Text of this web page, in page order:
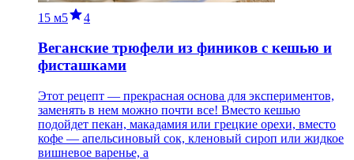
15 м5 4
Веганские трюфели из фиников с кешью и
фисташками
Этот рецепт — прекрасная основа для экспериментов,
заменять в нем можно почти все! Вместо кешью
подойдет пекан, макадамия или грецкие орехи, вместо
кофе — апельсиновый сок, кленовый сироп или жидкое
вишневое варенье, а